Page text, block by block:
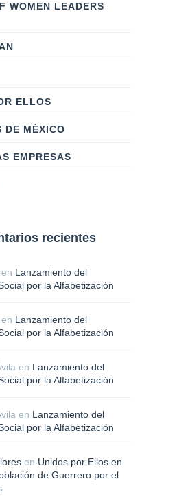
WOMEN LEADERS
ELLOS
DE MÉXICO
EMPRESAS
recientes
en Lanzamiento del
por la Alfabetización
en Lanzamiento del
por la Alfabetización
en Lanzamiento del
por la Alfabetización
en Lanzamiento del
por la Alfabetización
en Unidos por Ellos en
de Guerrero por el